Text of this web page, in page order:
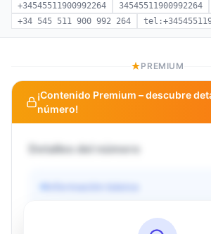
+34545511900992264 34545511900992264
+34 545 511 900 992 264
PREMIUM
¡Contenido Premium – descubre
número!
Detalles del número
Información básica